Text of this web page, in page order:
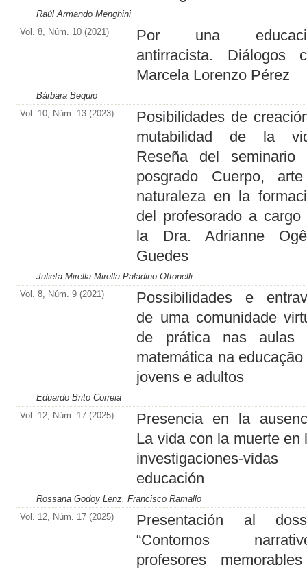
Raúl Armando Menghini
Vol. 8, Núm. 10 (2021)
Por una
antirracista. Diálogos
Marcela Lorenzo Pérez
Bárbara Bequio
Vol. 10, Núm. 13 (2023)
Posibilidades de
mutabilidad de la
Reseña del seminario
posgrado Cuerpo,
naturaleza en la
del profesorado a cargo
la Dra. Adrianne
Guedes
Julieta Mirella Mirella Paladino Ottonelli
Vol. 8, Núm. 9 (2021)
Possibilidades e
de uma comunidade
de prática nas aulas
matemática na educação
jovens e adultos
Eduardo Brito Correia
Vol. 12, Núm. 17 (2025)
Presencia en la
La vida con la muerte en
investigaciones-vidas
educación
Rossana Godoy Lenz, Francisco Ramallo
Vol. 12, Núm. 17 (2025)
Presentación al
“Contornos
profesores